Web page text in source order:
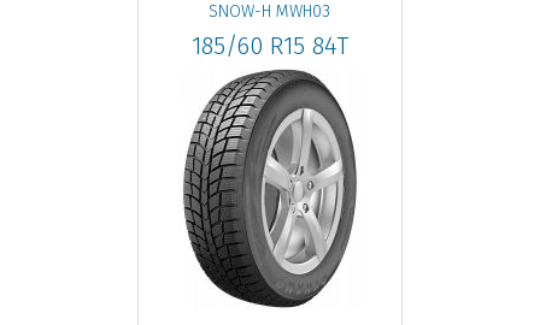
SNOW-H MWH03
185/60 R15 84T